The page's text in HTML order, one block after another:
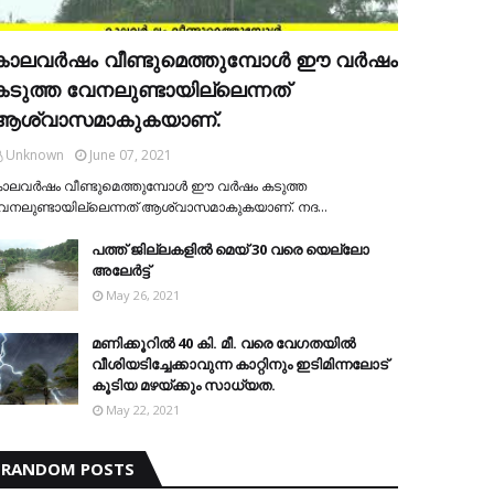
വീണ്ടുമെത്തുമ്പോള്‍ ഈ വര്‍ഷം
വേനലുണ്ടായില്ലെന്നത്
Unknown
June 07, 2021
വീണ്ടുമെത്തുമ്പോള്‍ ഈ വര്‍ഷം കടുത്ത
ആശ്വാസമാകുകയാണ്. നദ…
പത്ത് ജില്ലകളില്‍ മെയ് 30 വരെ യെല്ലോ
അലേര്‍ട്ട്
May 26, 2021
മണിക്കൂറിൽ 40 കി. മീ. വരെ വേഗതയിൽ
വീശിയടിച്ചേക്കാവുന്ന കാറ്റിനും ഇടിമിന്നലോട്
കൂടിയ മഴയ്ക്കും സാധ്യത.
May 22, 2021
RANDOM POSTS